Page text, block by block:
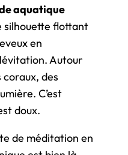
aquatique
silhouette flottant
en
Autour
coraux, des
C’est
doux.
de méditation en